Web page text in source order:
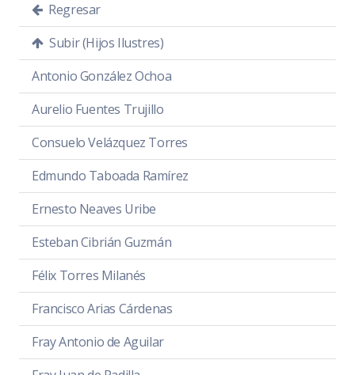
Regresar
Subir (Hijos Ilustres)
Antonio González Ochoa
Aurelio Fuentes Trujillo
Consuelo Velázquez Torres
Edmundo Taboada Ramírez
Ernesto Neaves Uribe
Esteban Cibrián Guzmán
Félix Torres Milanés
Francisco Arias Cárdenas
Fray Antonio de Aguilar